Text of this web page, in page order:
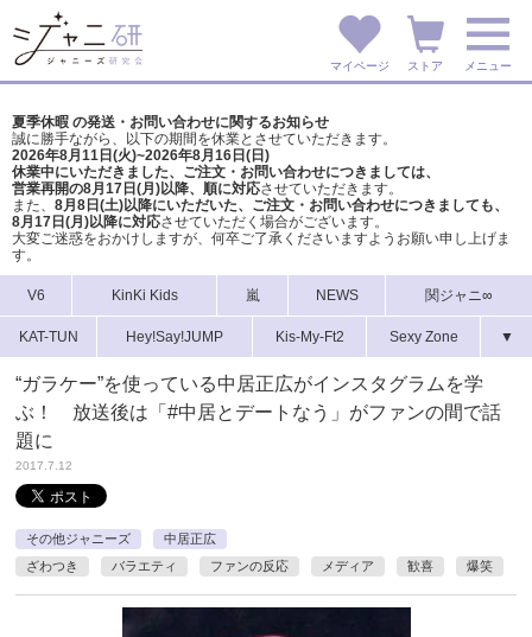
マイページ ストア メニュー
夏季休暇 の発送・お問い合わせに関するお知らせ
誠に勝手ながら、以下の期間を休業とさせていただきます。
2026年8月11日(火)~2026年8月16日(日)
休業中にいただきました、ご注文・お問い合わせにつきましては、
営業再開の8月17日(月)以降、順に対応させていただきます。
また、 8月8日(土)以降にいただいた、ご注文・ お問い合わせにつきましても、
8月17日(月)以降に対応させていただく場合がございます。
大変ご迷惑をおかけしますが、 何卒ご了承くださいますようお願い申し上げま
す。
V6 KinKi Kids 嵐 NEWS 関ジャニ∞
KAT-TUN Hey!Say!JUMP Kis-My-Ft2 Sexy Zone ▼
“ガラケー”を使っている中居正広がインスタグラムを学
ぶ！ 放送後は「#中居とデートなう」がファンの間で話
題に
2017.7.12
その他ジャニーズ
中居正広
ざわつき
バラエティ ファンの反応 メディア 歓喜 爆笑